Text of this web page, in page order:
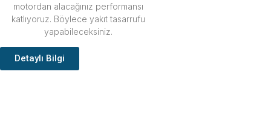
motordan alacağınız performansı
katlıyoruz. Böylece yakıt tasarrufu
yapabileceksiniz.
Detaylı Bilgi